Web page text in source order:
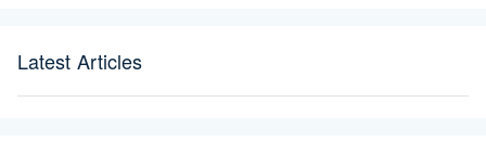
Latest Articles